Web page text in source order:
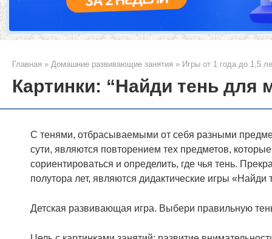
Главная » Домашние развивающие занятия » Игры от 1 года до 1,5
Картинки: “Найди тень для
С тенями, отбрасываемыми от себя разными
сути, являются повторением тех предметов,
сориентироваться и определить, где чья тень.
полутора лет, являются дидактические игры «Найди
Детская развивающая игра. Выбери правильную